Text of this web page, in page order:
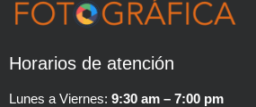
Horarios de atención
Lunes a Viernes: 9:30 am – 7:00 pm